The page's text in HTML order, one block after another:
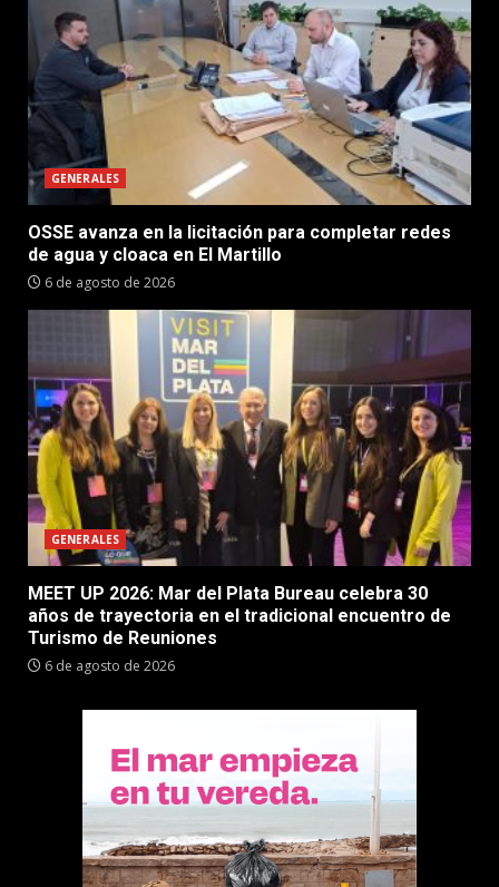
GENERALES
OSSE avanza en la licitación para completar redes
de agua y cloaca en El Martillo
6 de agosto de 2026
GENERALES
MEET UP 2026: Mar del Plata Bureau celebra 30
años de trayectoria en el tradicional encuentro de
Turismo de Reuniones
6 de agosto de 2026